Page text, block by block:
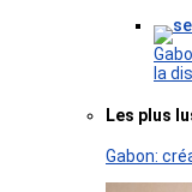
la
Les plus
Gabon: